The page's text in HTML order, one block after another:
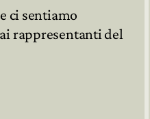
ci sentiamo
rappresentanti del